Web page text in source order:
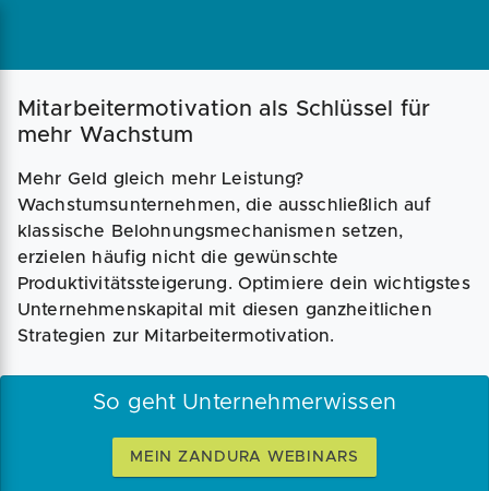
Mitarbeitermotivation als Schlüssel für
mehr Wachstum
Mehr Geld gleich mehr Leistung?
Wachstumsunternehmen, die ausschließlich auf
klassische Belohnungsmechanismen setzen,
erzielen häufig nicht die gewünschte
Produktivitätssteigerung. Optimiere dein wichtigstes
Unternehmenskapital mit diesen ganzheitlichen
Strategien zur Mitarbeitermotivation.
So geht Unternehmerwissen
MEIN ZANDURA WEBINARS